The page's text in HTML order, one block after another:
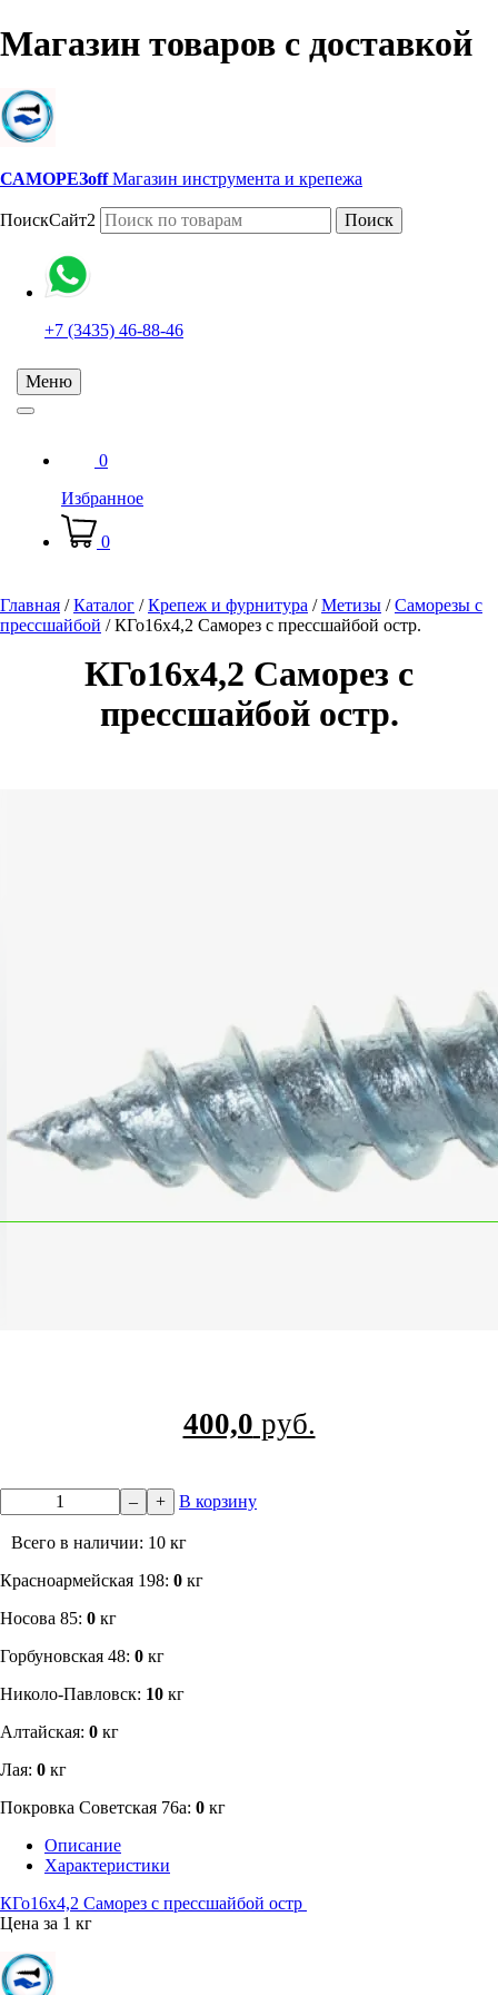
Магазин товаров с доставкой
САМОРЕЗoff Магазин инструмента и крепежа
ПоискСайт2 Поиск
+7 (3435) 46-88-46
Меню
0
Избранное
0
Главная /Каталог /Крепеж и фурнитура /Метизы /Саморезы с
прессшайбой /КГо16х4,2 Саморез с прессшайбой остр.
КГо16х4,2 Саморез с
прессшайбой остр.
400,0 руб.
– + В корзину
Всего в наличии: 10 кг
​Красноармейская 198: 0 кг
Носова 85: 0 кг
​Горбуновская 48: 0 кг
​Николо-Павловск: 10 кг
Алтайская: 0 кг
Лая: 0 кг
Покровка Советская 76а: 0 кг
Описание
Характеристики
КГо16х4,2 Саморез с прессшайбой остр
Цена за 1 кг